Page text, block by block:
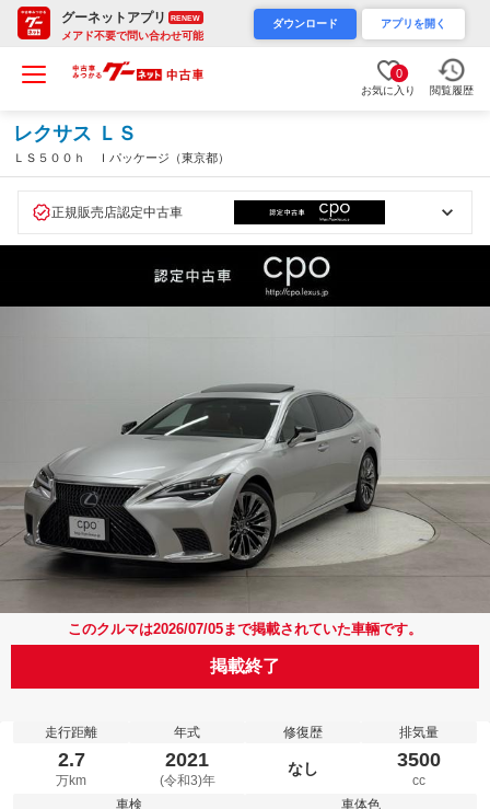
グーネットアプリ RENEW
メアド不要で問い合わせ可能
ダウンロード アプリを開く
0
お気に入り 閲覧履歴
レクサス ＬＳ
ＬＳ５００ｈ Ｉパッケージ（東京都）
正規販売店認定中古車
このクルマは2026/07/05まで掲載されていた車輛です。
掲載終了
走行距離
2.7
万km
年式
2021
(令和3)年
修復歴
なし
排気量
3500
cc
車検
車体色